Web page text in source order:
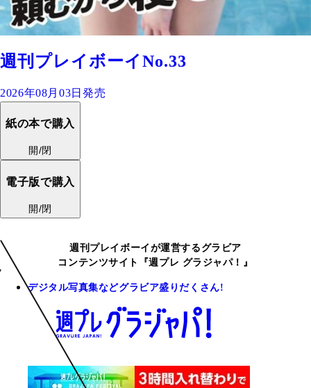
週刊プレイボーイNo.33
2026年08月03日発売
紙の本で購入
開/閉
電子版で購入
開/閉
週刊プレイボーイが運営するグラビア
コンテンツサイト『週プレ グラジャパ！』
デジタル写真集などグラビア盛りだくさん!